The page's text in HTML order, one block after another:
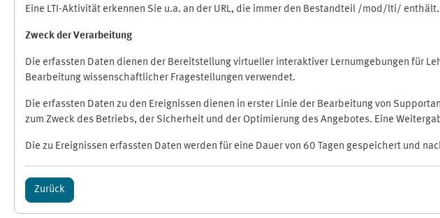
Eine LTI-Aktivität erkennen Sie u.a. an der URL, die immer den Bestandteil /mod/lti/
Zweck der Verarbeitung
Die erfassten Daten dienen der Bereitstellung virtueller interaktiver Lernumgebungen für
Bearbeitung wissenschaftlicher Fragestellungen verwendet.
Die erfassten Daten zu den Ereignissen dienen in erster Linie der Bearbeitung von
zum Zweck des Betriebs, der Sicherheit und der Optimierung des Angebotes. Eine
Die zu Ereignissen erfassten Daten werden für eine Dauer von 60 Tagen gespeichert und
Zurück